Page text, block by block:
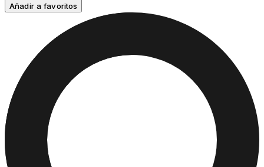
Añadir a favoritos